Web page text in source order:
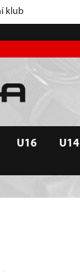
klub
U16 U14